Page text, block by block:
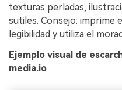
texturas perladas,
sutiles. Consejo: imprime
legibilidad y utiliza el
Ejemplo visual de
media.io